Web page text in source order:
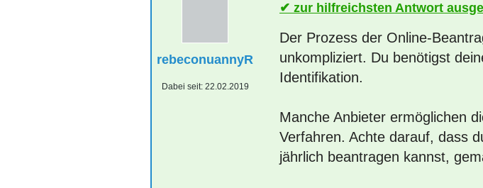
rebeconuannyR
Dabei seit: 22.02.2019
zur hilfreichsten Antwort
Der Prozess der Online-
unkompliziert. Du benötigst
Identifikation.
Manche Anbieter ermöglichen
Verfahren. Achte darauf, dass
jährlich beantragen kannst,